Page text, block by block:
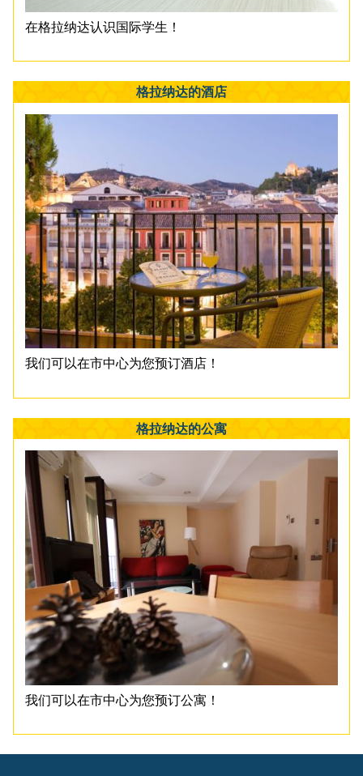
在格拉纳达认识国际学生！
格拉纳达的酒店
我们可以在市中心为您预订酒店！
格拉纳达的公寓
我们可以在市中心为您预订公寓！